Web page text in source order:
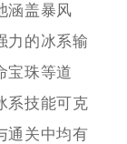
涵盖暴风
力的冰系输
宝珠等道
系技能可克
通关中均有